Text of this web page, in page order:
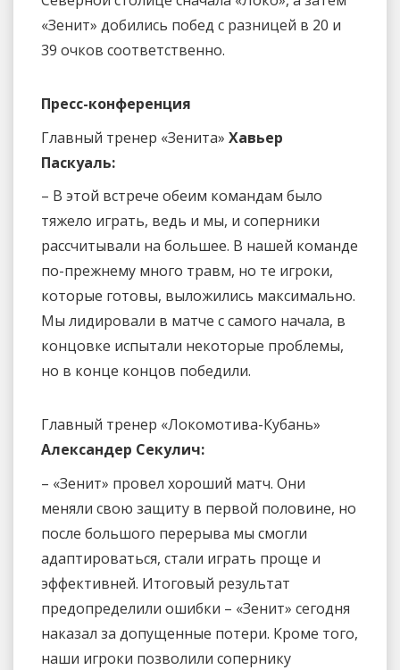
«Зенит» добились побед с разницей в 20 и
39 очков соответственно.
Пресс-конференция
Главный тренер «Зенита» Хавьер
Паскуаль:
– В этой встрече обеим командам было
тяжело играть, ведь и мы, и соперники
рассчитывали на большее. В нашей команде
по-прежнему много травм, но те игроки,
которые готовы, выложились максимально.
Мы лидировали в матче с самого начала, в
концовке испытали некоторые проблемы,
но в конце концов победили.
Главный тренер «Локомотива-Кубань»
Александер Секулич:
– «Зенит» провел хороший матч. Они
меняли свою защиту в первой половине, но
после большого перерыва мы смогли
адаптироваться, стали играть проще и
эффективней. Итоговый результат
предопределили ошибки – «Зенит» сегодня
наказал за допущенные потери. Кроме того,
наши игроки позволили сопернику